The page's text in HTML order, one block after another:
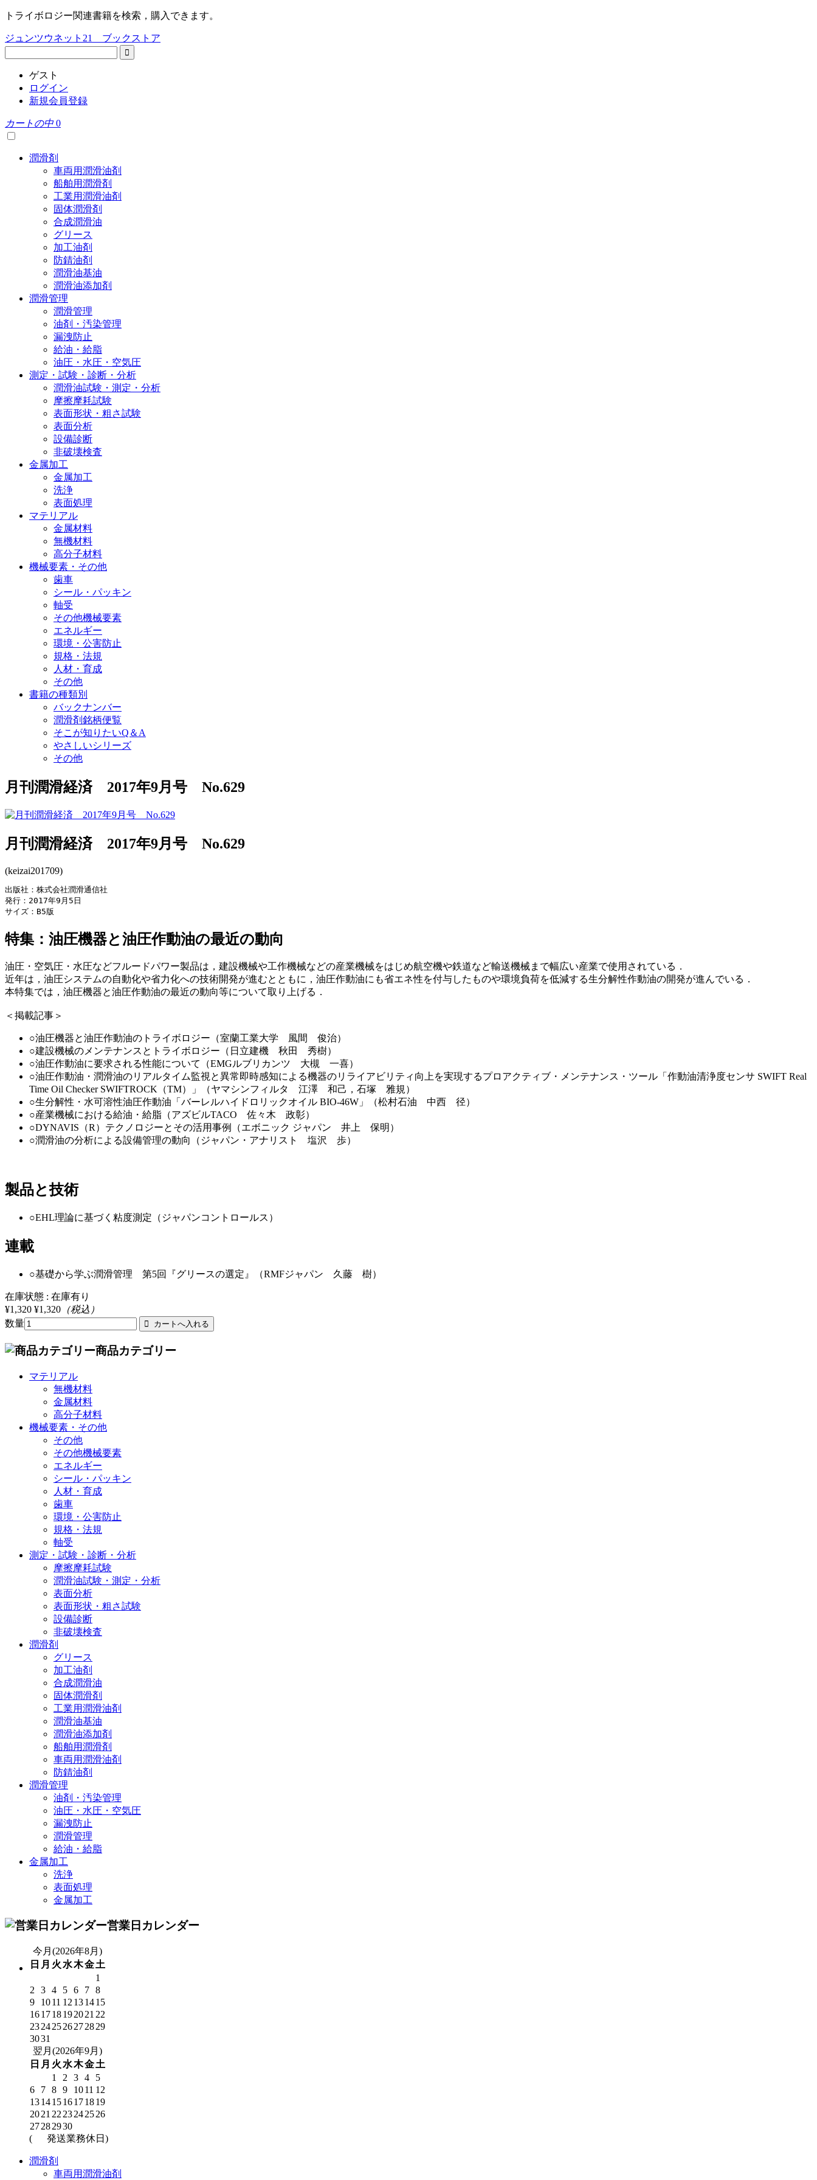
トライボロジー関連書籍を検索，購入できます。
ジュンツウネット21 ブックストア
ゲスト
ログイン
新規会員登録
カートの中 0
潤滑剤
車両用潤滑油剤
船舶用潤滑剤
工業用潤滑油剤
固体潤滑剤
合成潤滑油
グリース
加工油剤
防錆油剤
潤滑油基油
潤滑油添加剤
潤滑管理
潤滑管理
油剤・汚染管理
漏洩防止
給油・給脂
油圧・水圧・空気圧
測定・試験・診断・分析
潤滑油試験・測定・分析
摩擦摩耗試験
表面形状・粗さ試験
表面分析
設備診断
非破壊検査
金属加工
金属加工
洗浄
表面処理
マテリアル
金属材料
無機材料
高分子材料
機械要素・その他
歯車
シール・パッキン
軸受
その他機械要素
エネルギー
環境・公害防止
規格・法規
人材・育成
その他
書籍の種類別
バックナンバー
潤滑剤銘柄便覧
そこが知りたいQ＆A
やさしいシリーズ
その他
月刊潤滑経済 2017年9月号 No.629
月刊潤滑経済 2017年9月号 No.629
(keizai201709)
出版社：株式会社潤滑通信社
発行：2017年9月5日
サイズ：B5版
特集：油圧機器と油圧作動油の最近の動向
油圧・空気圧・水圧などフルードパワー製品は，建設機械や工作機械などの産業機械をはじめ航空機や鉄道など輸送機械まで幅広い産業で使用されている．
近年は，油圧システムの自動化や省力化への技術開発が進むとともに，油圧作動油にも省エネ性を付与したものや環境負荷を低減する生分解性作動油の開発が進んでいる．
本特集では，油圧機器と油圧作動油の最近の動向等について取り上げる．
＜掲載記事＞
○油圧機器と油圧作動油のトライボロジー（室蘭工業大学 風間 俊治）
○建設機械のメンテナンスとトライボロジー（日立建機 秋田 秀樹）
○油圧作動油に要求される性能について（EMGルブリカンツ 大槻 一喜）
○油圧作動油・潤滑油のリアルタイム監視と異常即時感知による機器のリライアビリティ向上を実現するプロアクティブ・メンテナンス・ツール「作動油清浄度センサ SWIFT Real
Time Oil Checker SWIFTROCK（TM）」（ヤマシンフィルタ 江澤 和己，石塚 雅規）
○生分解性・水可溶性油圧作動油「バーレルハイドロリックオイル BIO-46W」（松村石油 中西 径）
○産業機械における給油・給脂（アズビルTACO 佐々木 政彰）
○DYNAVIS（R）テクノロジーとその活用事例（エボニック ジャパン 井上 保明）
○潤滑油の分析による設備管理の動向（ジャパン・アナリスト 塩沢 歩）
製品と技術
○EHL理論に基づく粘度測定（ジャパンコントロールス）
連載
○基礎から学ぶ潤滑管理 第5回『グリースの選定』（RMFジャパン 久藤 樹）
在庫状態 : 在庫有り
¥1,320 ¥1,320 （税込）
数量
商品カテゴリー
マテリアル
無機材料
金属材料
高分子材料
機械要素・その他
その他
その他機械要素
エネルギー
シール・パッキン
人材・育成
歯車
環境・公害防止
規格・法規
軸受
測定・試験・診断・分析
摩擦摩耗試験
潤滑油試験・測定・分析
表面分析
表面形状・粗さ試験
設備診断
非破壊検査
潤滑剤
グリース
加工油剤
合成潤滑油
固体潤滑剤
工業用潤滑油剤
潤滑油基油
潤滑油添加剤
船舶用潤滑剤
車両用潤滑油剤
防錆油剤
潤滑管理
油剤・汚染管理
油圧・水圧・空気圧
漏洩防止
潤滑管理
給油・給脂
金属加工
洗浄
表面処理
金属加工
営業日カレンダー
今月(2026年8月)
日 月 火 水木金土
1
2
3 4 5 6 7 8
9
1011 12 131415
161718192021 22
23242526272829
3031
翌月(2026年9月)
日 月 火 水木金土
1
2 3 4
5
6
7 8 9 1011 12
13141516171819
2021 22 23242526
27282930
(
発送業務休日)
潤滑剤
車両用潤滑油剤